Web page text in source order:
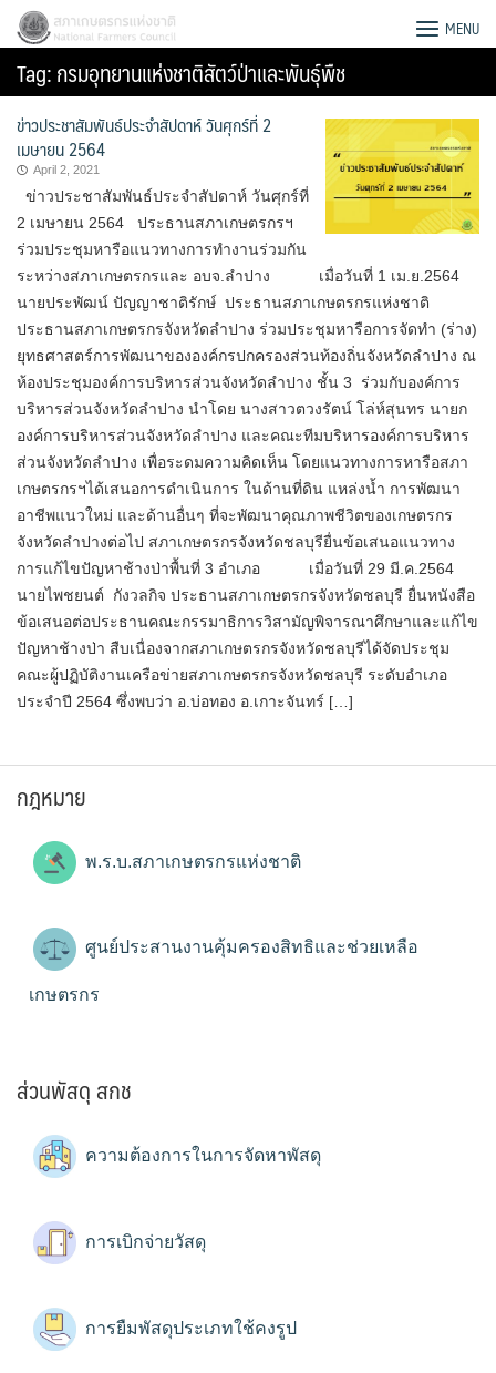
Skip
content
Search
for:
สภาเกษตรกรแห่งชาติ MENU
Tag:กรมอุทยานแห่งชาติสัตว์ป่าและพันธุ์พืช
ข่าวประชาสัมพันธ์ประจำสัปดาห์ วันศุกร์ที่ 2
เมษายน 2564
April 2, 2021
ข่าวประชาสัมพันธ์ประจำสัปดาห์ วันศุกร์ที่
2 เมษายน 2564 ประธานสภาเกษตรกรฯ
ร่วมประชุมหารือแนวทางการทำงานร่วมกัน
ระหว่างสภาเกษตรกรและ อบจ.ลำปาง เมื่อวันที่ 1 เม.ย.2564
นายประพัฒน์ ปัญญาชาติรักษ์ ประธานสภาเกษตรกรแห่งชาติ
ประธานสภาเกษตรกรจังหวัดลำปาง ร่วมประชุมหารือการจัดทำ (ร่าง)
ยุทธศาสตร์การพัฒนาขององค์กรปกครองส่วนท้องถิ่นจังหวัดลำปาง ณ
ห้องประชุมองค์การบริหารส่วนจังหวัดลำปาง ชั้น 3 ร่วมกับองค์การ
บริหารส่วนจังหวัดลำปาง นำโดย นางสาวตวงรัตน์ โล่ห์สุนทร นายก
องค์การบริหารส่วนจังหวัดลำปาง และคณะทีมบริหารองค์การบริหาร
ส่วนจังหวัดลำปาง เพื่อระดมความคิดเห็น โดยแนวทางการหารือสภา
เกษตรกรฯได้เสนอการดำเนินการ ในด้านที่ดิน แหล่งน้ำ การพัฒนา
อาชีพแนวใหม่ และด้านอื่นๆ ที่จะพัฒนาคุณภาพชีวิตของเกษตรกร
จังหวัดลำปางต่อไป สภาเกษตรกรจังหวัดชลบุรียื่นข้อเสนอแนวทาง
การแก้ไขปัญหาช้างป่าพื้นที่ 3 อำเภอ เมื่อวันที่ 29 มี.ค.2564
นายไพชยนต์ กังวลกิจ ประธานสภาเกษตรกรจังหวัดชลบุรี ยื่นหนังสือ
ข้อเสนอต่อประธานคณะกรรมาธิการวิสามัญพิจารณาศึกษาและแก้ไข
ปัญหาช้างป่า สืบเนื่องจากสภาเกษตรกรจังหวัดชลบุรีได้จัดประชุม
คณะผู้ปฏิบัติงานเครือข่ายสภาเกษตรกรจังหวัดชลบุรี ระดับอำเภอ
ประจำปี 2564 ซึ่งพบว่า อ.บ่อทอง อ.เกาะจันทร์ […]
กฎหมาย
พ.ร.บ.สภาเกษตรกรแห่งชาติ
ศูนย์ประสานงานคุ้มครองสิทธิและช่วยเหลือ
เกษตรกร
ส่วนพัสดุ สกช
ความต้องการในการจัดหาพัสดุ
การเบิกจ่ายวัสดุ
การยืมพัสดุประเภทใช้คงรูป